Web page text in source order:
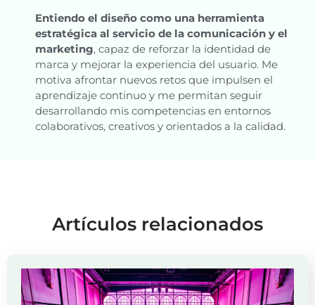
Entiendo el diseño como una herramienta
estratégica al servicio de la comunicación y el
marketing, capaz de reforzar la identidad de
marca y mejorar la experiencia del usuario. Me
motiva afrontar nuevos retos que impulsen el
aprendizaje continuo y me permitan seguir
desarrollando mis competencias en entornos
colaborativos, creativos y orientados a la calidad.
Artículos relacionados